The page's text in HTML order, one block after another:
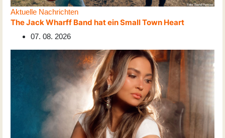
Aktuelle Nachrichten
The Jack Wharff Band hat ein Small Town Heart
07. 08. 2026